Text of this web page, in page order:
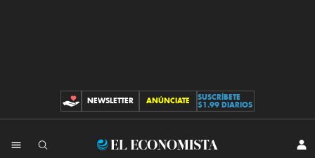
CONTRIBUCIONES
NEWSLETTER ANÚNCIATE
SUSCRÍBETE
$1.99 DIARIOS
El